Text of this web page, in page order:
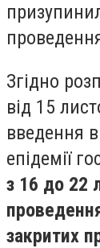
Згідно
від 15
введення
епідемії
з 16 до 22
закритих